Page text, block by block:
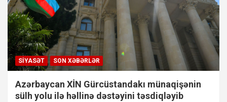
SIYASƏT SON XƏBƏRLƏR
Azərbaycan XİN Gürcüstandakı münaqişənin
sülh yolu ilə həllinə dəstəyini təsdiqləyib